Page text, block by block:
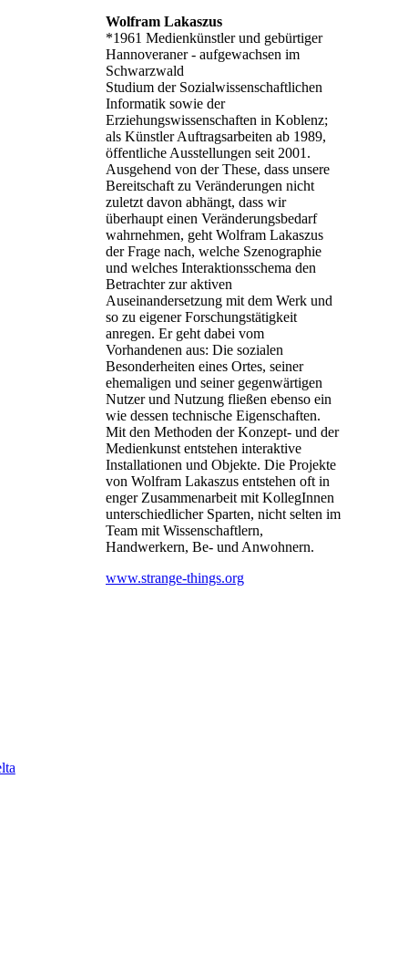
Wolfram Lakaszus
*1961 Medienkünstler und gebürtiger
Hannoveraner - aufgewachsen im
Schwarzwald
Studium der Sozialwissenschaftlichen
Informatik sowie der
Erziehungswissenschaften in Koblenz;
als Künstler Auftragsarbeiten ab 1989,
öffentliche Ausstellungen seit 2001.
Ausgehend von der These, dass unsere
Bereitschaft zu Veränderungen nicht
zuletzt davon abhängt, dass wir
überhaupt einen Veränderungsbedarf
wahrnehmen, geht Wolfram Lakaszus
der Frage nach, welche Szenographie
und welches Interaktionsschema den
Betrachter zur aktiven
Auseinandersetzung mit dem Werk und
so zu eigener Forschungstätigkeit
anregen. Er geht dabei vom
Vorhandenen aus: Die sozialen
Besonderheiten eines Ortes, seiner
ehemaligen und seiner gegenwärtigen
Nutzer und Nutzung fließen ebenso ein
wie dessen technische Eigenschaften.
Mit den Methoden der Konzept- und der
Medienkunst entstehen interaktive
Installationen und Objekte. Die Projekte
von Wolfram Lakaszus entstehen oft in
enger Zusammenarbeit mit KollegInnen
unterschiedlicher Sparten, nicht selten im
Team mit Wissenschaftlern,
Handwerkern, Be- und Anwohnern.
www.strange-things.org